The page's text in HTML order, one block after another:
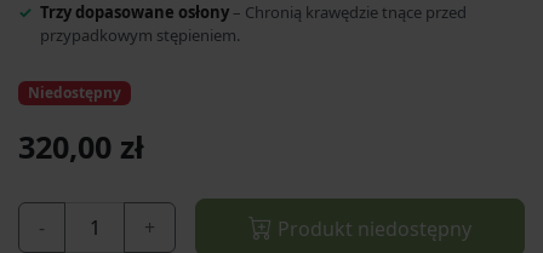
Trzy dopasowane osłony – Chronią krawędzie tnące przed
przypadkowym stępieniem.
Niedostępny
320,00 zł
- + Produkt niedostępny